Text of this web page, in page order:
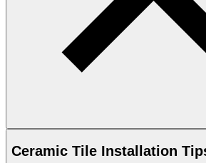
Ceramic Tile Installation